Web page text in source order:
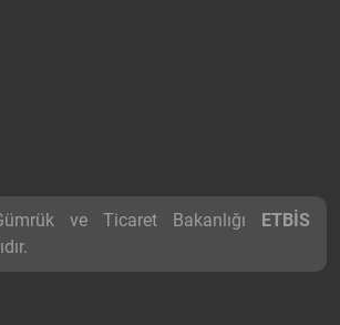
ve Ticaret Bakanlığı ETBİS